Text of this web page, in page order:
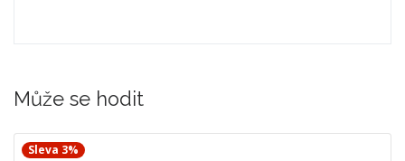
Může se hodit
Sleva 3%